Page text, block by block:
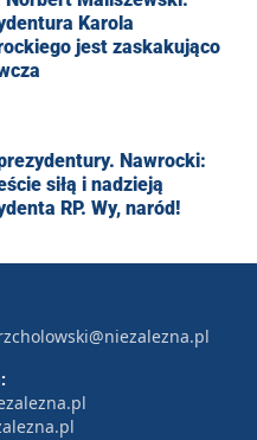
Karola
jest zaskakująco
Nawrocki:
siłą i nadzieją
RP. Wy, naród!